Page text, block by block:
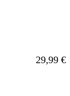
29,99 €